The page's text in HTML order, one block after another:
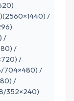
/
/
/
/
704×480) /
/
352×240)